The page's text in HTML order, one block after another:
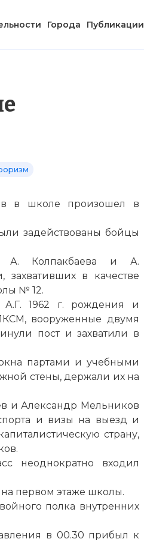
Города Публикации
в школе произошел в
задействованы бойцы
А. Колпакбаева и А.
в качестве
№ 12.
А.Г. 1962 г. рождения и
вооруженные двумя
пост и захватили в
партами и учебными
стены, держали их на
и Александр Мельников
и визы на выезд и
страну,
неоднократно входил
первом этаже школы.
полка внутренних
в 00.30 прибыл к